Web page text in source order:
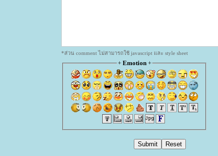
*ส่วน comment ไม่สามารถใช้ javascript และ style sheet
+ Emotion+